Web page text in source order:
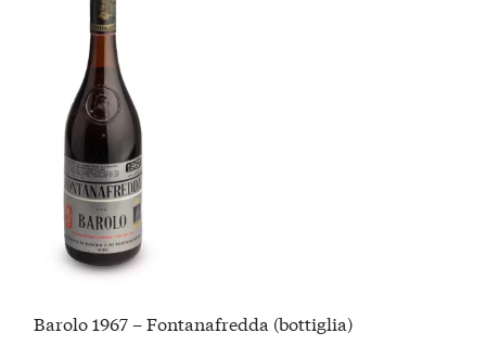
Barolo 1967 – Fontanafredda (bottiglia)